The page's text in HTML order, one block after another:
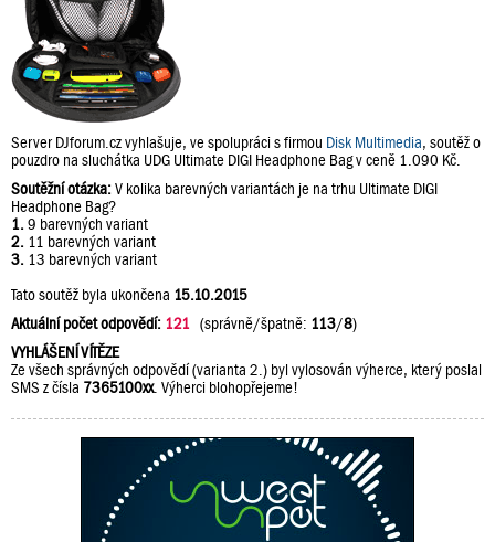
Server DJforum.cz vyhlašuje, ve spolupráci s firmou Disk Multimedia, soutěž o
pouzdro na sluchátka UDG Ultimate DIGI Headphone Bag v ceně 1.090 Kč.
Soutěžní otázka:V kolika barevných variantách je na trhu Ultimate DIGI
Headphone Bag?
1. 9 barevných variant
2. 11 barevných variant
3. 13 barevných variant
Tato soutěž byla ukončena 15.10.2015
Aktuální počet odpovědí: 121 (správně/špatně: 113/8)
VYHLÁŠENÍ VÍTĚZE
Ze všech správných odpovědí (varianta 2.) byl vylosován výherce, který poslal
SMS z čísla 7365100xx. Výherci blohopřejeme!